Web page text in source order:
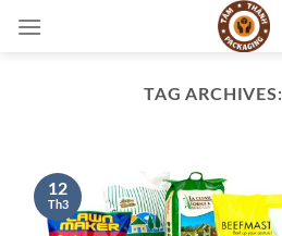
TAG ARCHIVES:
12
Th3